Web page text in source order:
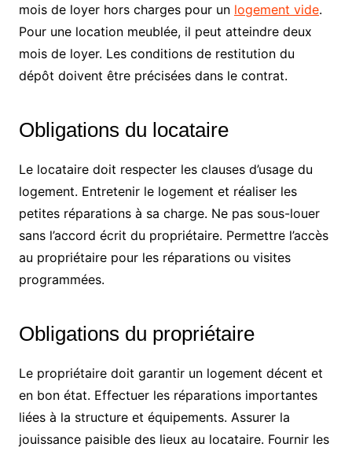
mois de loyer hors charges pour un logement vide.
Pour une location meublée, il peut atteindre deux
mois de loyer. Les conditions de restitution du
dépôt doivent être précisées dans le contrat.
Obligations du locataire
Le locataire doit respecter les clauses d’usage du
logement. Entretenir le logement et réaliser les
petites réparations à sa charge. Ne pas sous-louer
sans l’accord écrit du propriétaire. Permettre l’accès
au propriétaire pour les réparations ou visites
programmées.
Obligations du propriétaire
Le propriétaire doit garantir un logement décent et
en bon état. Effectuer les réparations importantes
liées à la structure et équipements. Assurer la
jouissance paisible des lieux au locataire. Fournir les